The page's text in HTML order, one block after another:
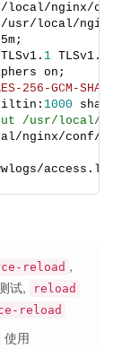
local/nginx/
usr/local/
1 . 1 TLSv1.
on;
256-GCM-
1000
/usr/local/
nginx/conf/
access.
log
reload ,
试, reload
reload
使用